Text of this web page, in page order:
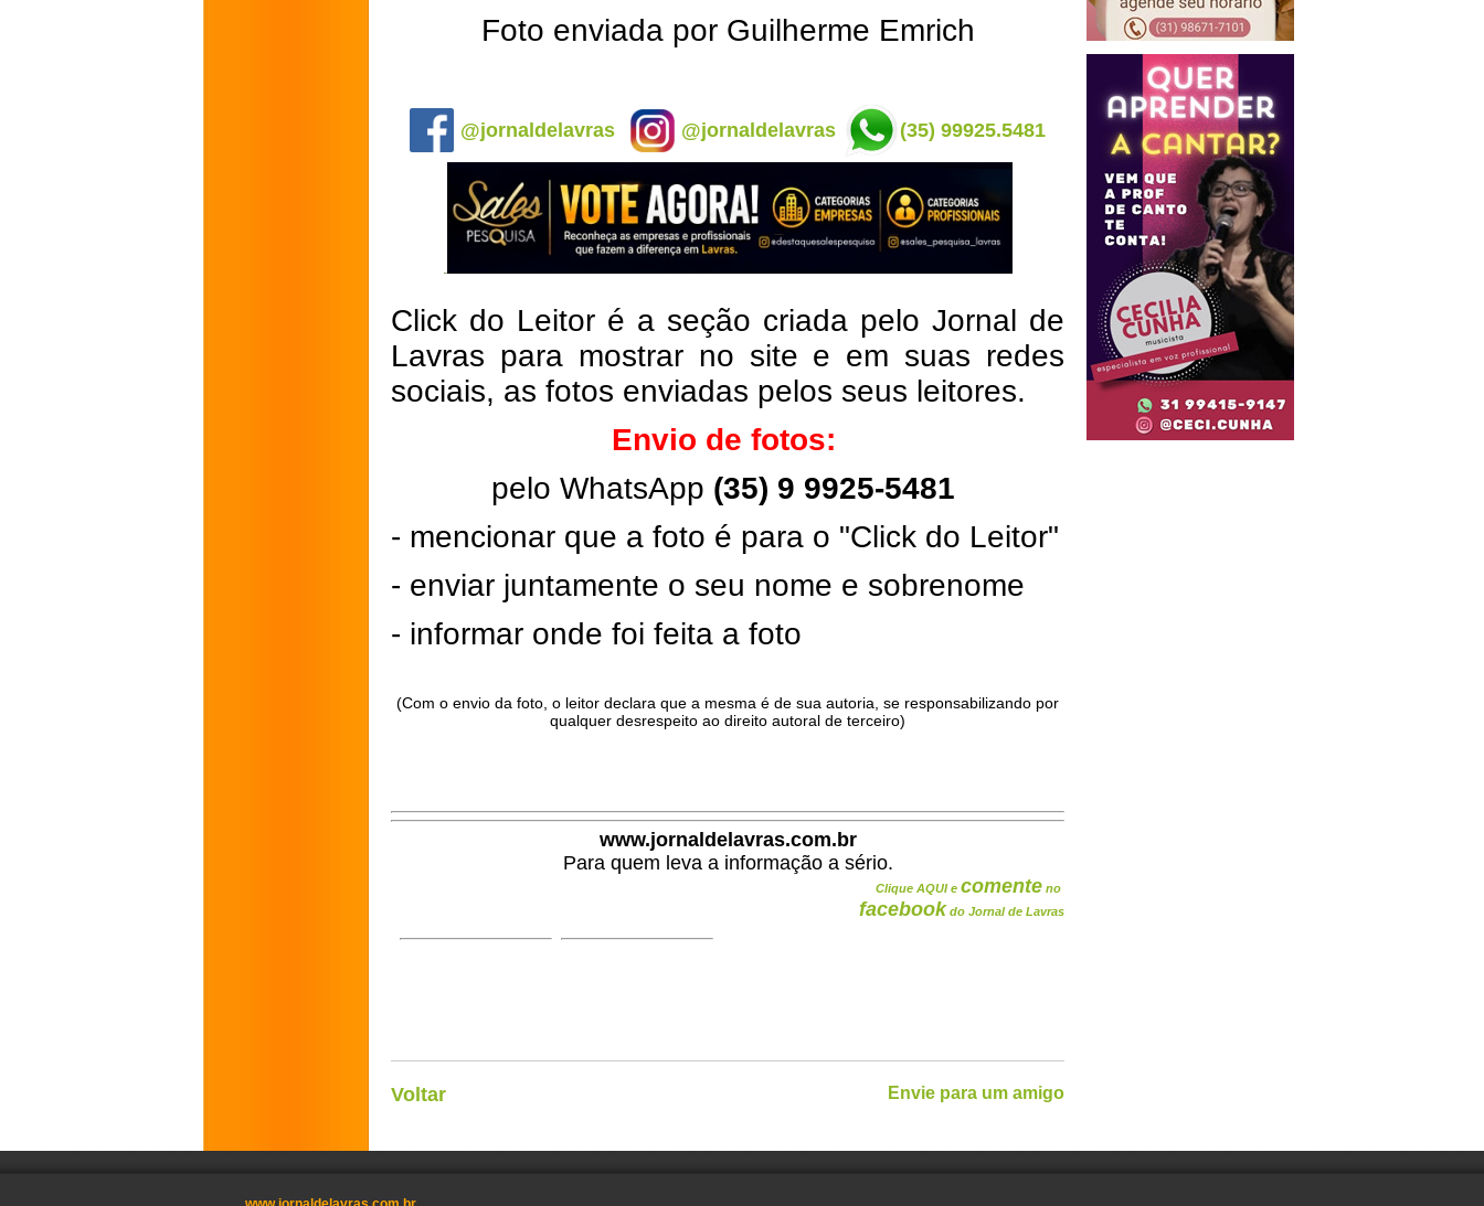
Foto enviada por Guilherme Emrich
@jornaldelavras @jornaldelavras (35) 99925.5481
Click do Leitor é a seção criada pelo Jornal de
Lavras para mostrar no site e em suas redes
sociais, as fotos enviadas pelos seus leitores.
Envio de fotos:
pelo WhatsApp (35) 9 9925-5481
- mencionar que a foto é para o "Click do Leitor"
- enviar juntamente o seu nome e sobrenome
- informar onde foi feita a foto
(Com o envio da foto, o leitor declara que a mesma é de sua autoria, se responsabilizando por
qualquer desrespeito ao direito autoral de terceiro)
www.jornaldelavras.com.br
Para quem leva a informação a sério.
Clique AQUI e comente no
facebook do Jornal de Lavras
Voltar Envie para um amigo